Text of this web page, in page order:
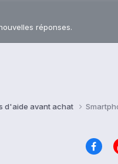
réponses.
d'aide avant achat